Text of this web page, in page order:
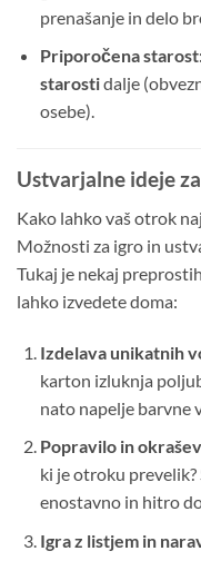
prenašanje in delo
Priporočena
starostidalje
osebe).
Ustvarjalne ideje
Kako lahko vaš otrok
Možnosti za igro in
Tukaj je nekaj
lahko izvedete doma:
Izdelava unikatnih
karton izluknja
nato napelje barvne
Popravilo in
ki je otroku
enostavno in hitro
Igra z listjem in